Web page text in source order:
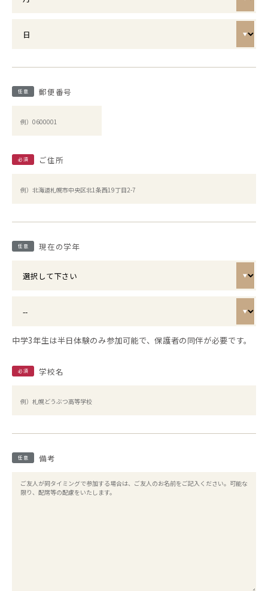
任意 郵便番号
必須 ご住所
任意 現在の学年
中学3年生は半日体験のみ参加可能で、保護者の同伴が必要です。
必須 学校名
任意 備考